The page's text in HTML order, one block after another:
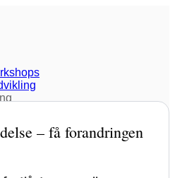
– få forandringen